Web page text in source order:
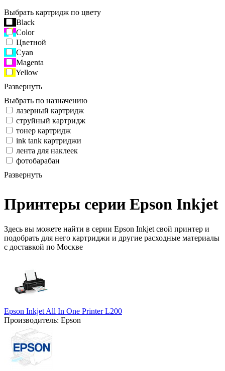
Выбрать картридж по цвету
Black
Color
Цветной
Cyan
Magenta
Yellow
Развернуть
Выбрать по назначению
лазерный картридж
струйный картридж
тонер картридж
ink tank картриджи
лента для наклеек
фотобарабан
Развернуть
Принтеры серии Epson Inkjet
Здесь вы можете найти в серии Epson Inkjet свой принтер и
подобрать для него картриджи и другие расходные материалы
с доставкой по Москве
Epson Inkjet All In One Printer L200
Производитель: Epson